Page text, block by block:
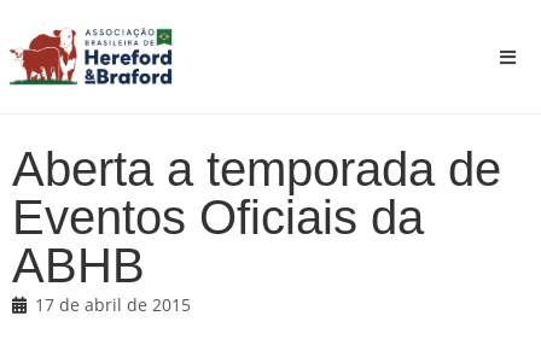
Aberta a temporada de
Eventos Oficiais da
ABHB
17 de abril de 2015